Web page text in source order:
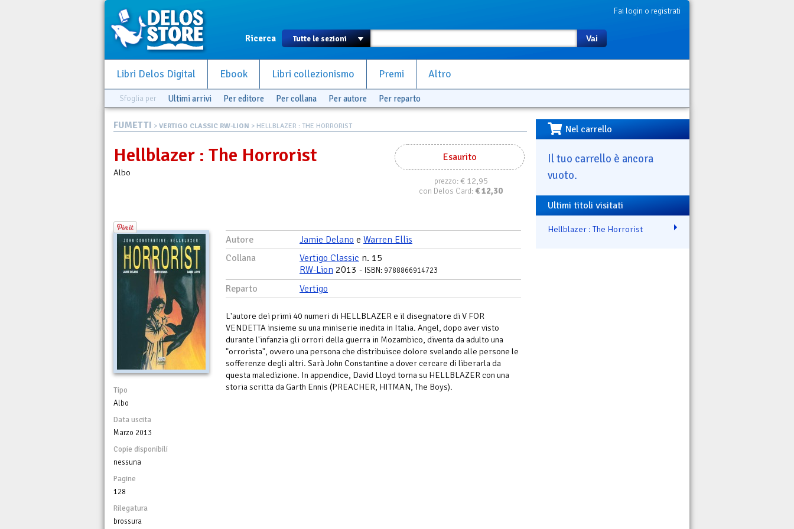
Fai login o registrati
Ricerca Vai
Libri Delos Digital Ebook Libri collezionismo Premi Altro
Sfoglia per Ultimi arrivi Per editore Per collana Per autore Per reparto
FUMETTI > VERTIGO CLASSIC RW-LION > HELLBLAZER : THE HORRORIST
Esaurito
prezzo:€ 12,95
con Delos Card: €12,30
Hellblazer : The Horrorist
Albo
Tipo
Albo
Data uscita
Marzo 2013
Copie disponibili
nessuna
Pagine
128
Rilegatura
brossura
Autore Jamie Delano e Warren Ellis
Collana
Vertigo Classic n. 15
RW-Lion 2013 - ISBN: 9788866914723
Reparto Vertigo
L'autore dei primi 40 numeri di HELLBLAZER e il disegnatore di V FOR
VENDETTA insieme su una miniserie inedita in Italia. Angel, dopo aver visto
durante l'infanzia gli orrori della guerra in Mozambico, diventa da adulto una
"orrorista", ovvero una persona che distribuisce dolore svelando alle persone le
sofferenze degli altri. Sarà John Constantine a dover cercare di liberarla da
questa maledizione. In appendice, David Lloyd torna su HELLBLAZER con una
storia scritta da Garth Ennis (PREACHER, HITMAN, The Boys).
Nel carrello
Il tuo carrello è ancora
vuoto.
Ultimi titoli visitati
Hellblazer : The Horrorist